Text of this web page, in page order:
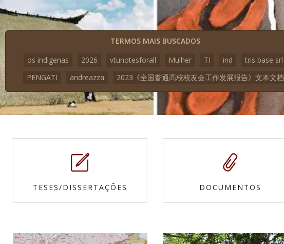
TERMOS MAIS BUSCADOS
os indigenas
2026 vtunotesforall Mulher TI ind
tris base srl
PENGATI
andreazza 2023《全国普通高校校友会工作发展报告》文本文档
TESES/DISSERTAÇÕES DOCUMENTOS